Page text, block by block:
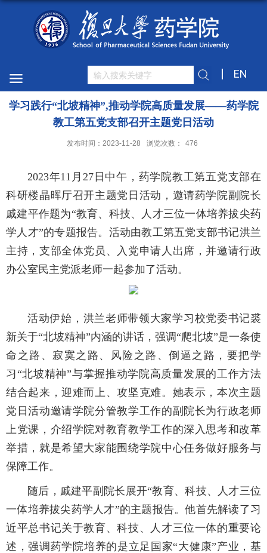
EN
学习践行“北坡精神”,推动学院高质量发展——药学院
教工第五党支部召开主题党日活动
发布时间：2023-11-28 浏览次数： 476
2023年11月27日中午，药学院教工第五党支部在
科研楼晶晖厅召开主题党日活动，邀请药学院副院长
戚建平作题为“教育、科技、人才三位一体培养拔尖药
学人才”的专题报告。活动由教工第五党支部书记洪兰
主持，支部全体党员、入党申请人出席，并邀请行政
办公室民主党派老师一起参加了活动。
活动伊始，洪兰老师带领大家学习校党委书记裘
新关于“北坡精神”内涵的讲话，强调“爬北坡”是一条使
命之路、寂寞之路、风险之路、倒逼之路，要把学
习“北坡精神”与掌握推动学院高质量发展的工作方法
结合起来，迎难而上、攻坚克难。她表示，本次主题
党日活动邀请学院分管教学工作的副院长为行政老师
上党课，介绍学院对教育教学工作的深入思考和改革
举措，就是希望大家能围绕学院中心任务做好服务与
保障工作。
随后，戚建平副院长展开“教育、科技、人才三位
一体培养拔尖药学人才”的主题报告。他首先解读了习
近平总书记关于教育、科技、人才三位一体的重要论
述，强调药学院培养的是立足国家“大健康”产业，基